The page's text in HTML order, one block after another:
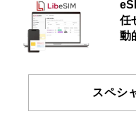
任
動
スペシ